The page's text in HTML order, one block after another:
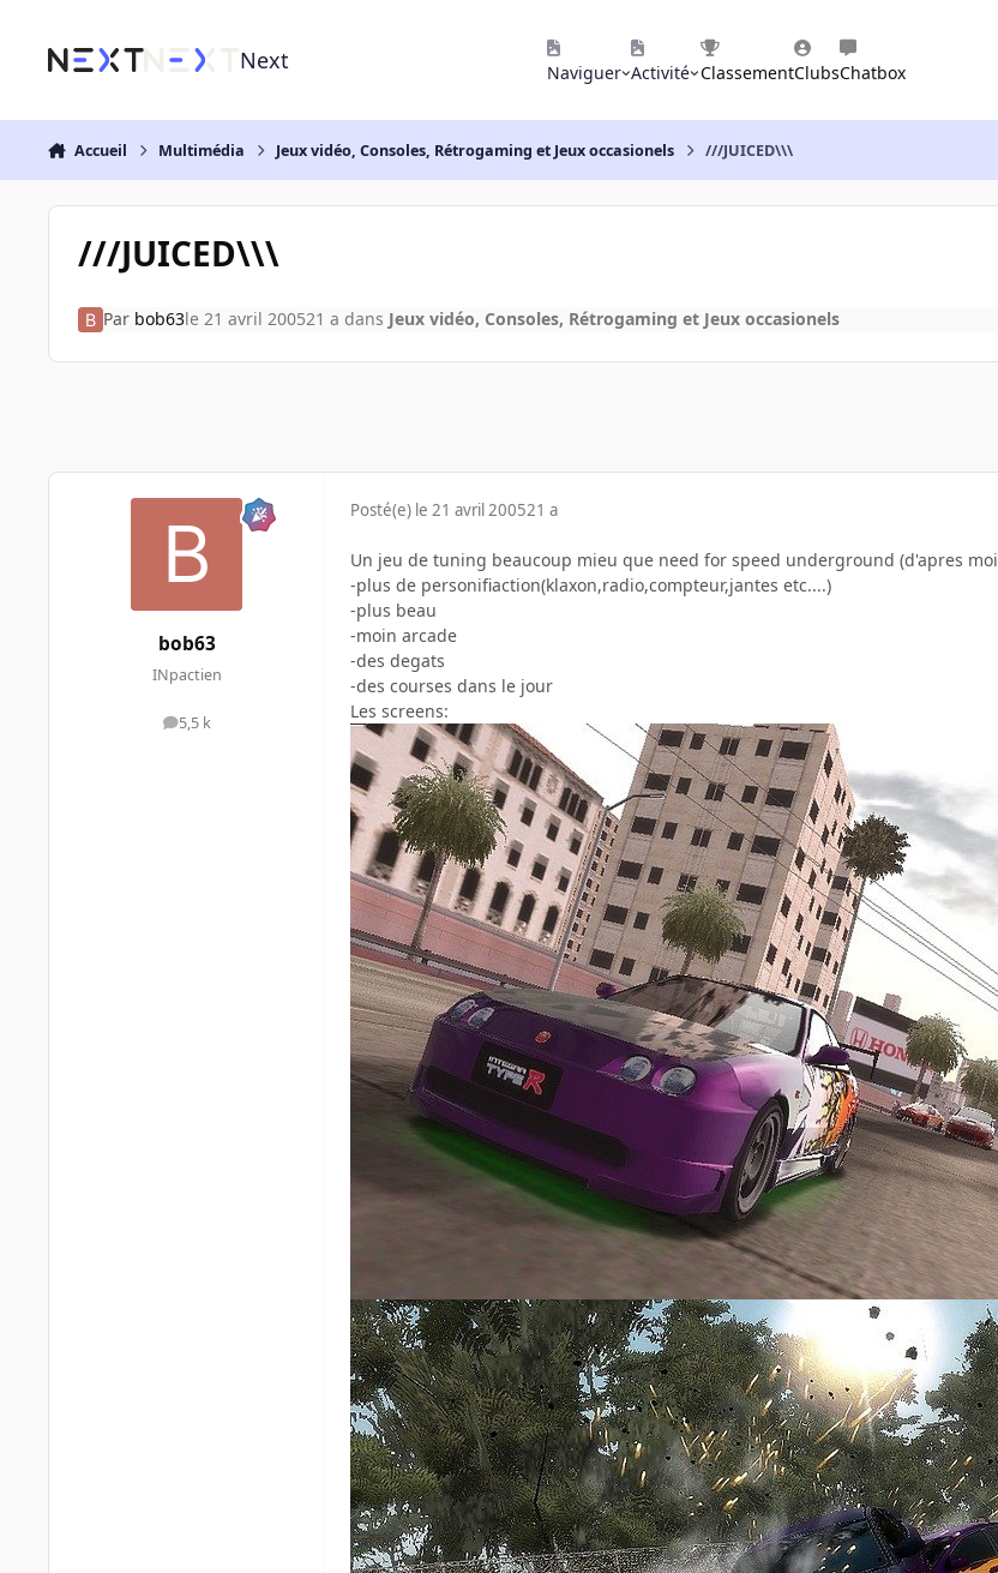
Next Naviguer Activité ClassementClubsChatbox
Accueil Multimédia Jeux vidéo, Consoles, Rétrogaming et Jeux occasionels ///JUICED\\\
///JUICED\\\
Par bob63le 21 avril 200521 a dans Jeux vidéo, Consoles, Rétrogaming et Jeux occasionels
bob63
INpactien
5,5 k
messages
Posté(e) le 21 avril 200521 a
Un jeu de tuning beaucoup mieu que need for speed underground (d'apres moi
-plus de personifiaction(klaxon,radio,compteur,jantes etc....)
-plus beau
-moin arcade
-des degats
-des courses dans le jour
Les screens: